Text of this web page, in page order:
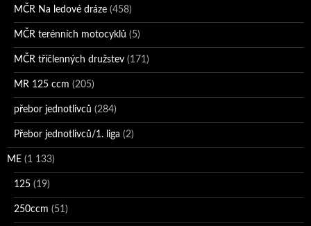
MČR Na ledové dráze (458)
MČR terénních motocyklů (5)
MČR tříčlenných družstev (171)
MR 125 ccm (205)
přebor jednotlivců (284)
Přebor jednotlivců/1. liga (2)
ME (1 133)
125 (19)
250ccm (51)